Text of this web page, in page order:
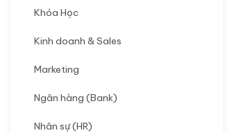
Khóa Học
Kinh doanh & Sales
Marketing
Ngân hàng (Bank)
Nhân sự (HR)